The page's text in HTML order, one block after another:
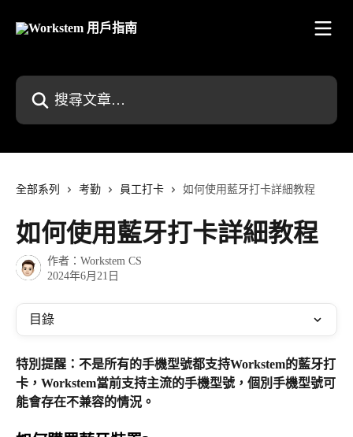
搜尋文章…
全部系列 考勤 員工打卡 如何使用藍牙打卡詳細教程
如何使用藍牙打卡詳細教程
作者： Workstem CS
2024年6月21日
目錄
特別提醒：不是所有的手機型號都支持Workstem的藍牙打
卡，Workstem當前支持主流的手機型號，個別手機型號可
能會存在不兼容的情況。